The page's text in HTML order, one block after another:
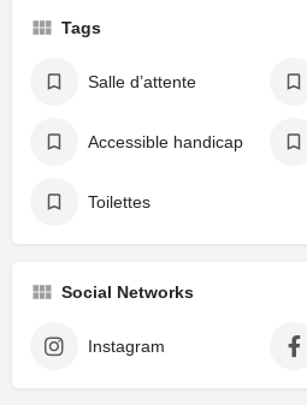
Tags
Salle d’attente
Accessible handicap
Toilettes
Social Networks
Instagram